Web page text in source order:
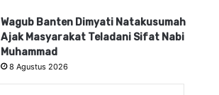
Wagub Banten Dimyati Natakusumah
Ajak Masyarakat Teladani Sifat Nabi
Muhammad
8 Agustus 2026